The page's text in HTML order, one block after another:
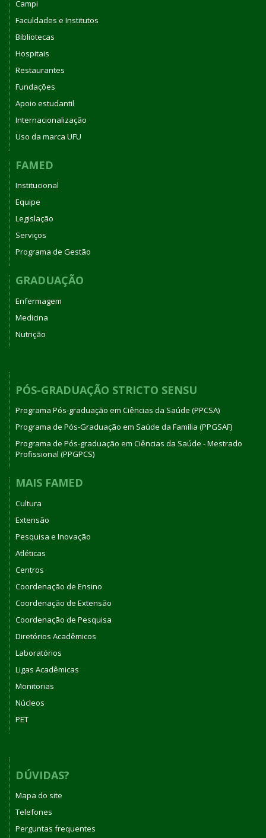
Campi
Faculdades e Institutos
Bibliotecas
Hospitais
Restaurantes
Fundações
Apoio estudantil
Internacionalização
Uso da marca UFU
FAMED
Institucional
Equipe
Legislação
Serviços
Programa de Gestão
GRADUAÇÃO
Enfermagem
Medicina
Nutrição
PÓS-GRADUAÇÃO STRICTO SENSU
Programa Pós-graduação em Ciências da Saúde (PPCSA)
Programa de Pós-Graduação em Saúde da Família (PPGSAF)
Programa de Pós-graduação em Ciências da Saúde - Mestrado
Profissional (PPGPCS)
MAIS FAMED
Cultura
Extensão
Pesquisa e Inovação
Atléticas
Centros
Coordenação de Ensino
Coordenação de Extensão
Coordenação de Pesquisa
Diretórios Acadêmicos
Laboratórios
Ligas Acadêmicas
Monitorias
Núcleos
PET
DÚVIDAS?
Mapa do site
Telefones
Perguntas frequentes